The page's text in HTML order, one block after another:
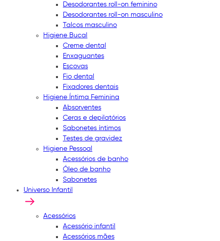
Desodorantes roll-on feminino
Desodorantes roll-on masculino
Talcos masculino
Higiene Bucal
Creme dental
Enxaguantes
Escovas
Fio dental
Fixadores dentais
Higiene Íntima Feminina
Absorventes
Ceras e depilatórios
Sabonetes íntimos
Testes de gravidez
Higiene Pessoal
Acessórios de banho
Óleo de banho
Sabonetes
Universo Infantil
Acessórios
Acessório infantil
Acessórios mães